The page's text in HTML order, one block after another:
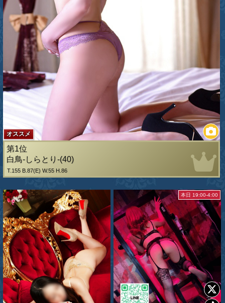
オススメ
第1位
白鳥-しらとり-(40)
T.155 B.87(E) W.55 H.86
本日 19:00-4:00